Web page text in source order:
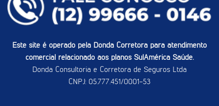
Este site é operado pela Donda Corretora para atendimento
comercial relacionado aos planos SulAmérica Saúde.
Donda Consultoria e Corretora de Seguros Ltda
CNPJ: 05.777.451/0001-53